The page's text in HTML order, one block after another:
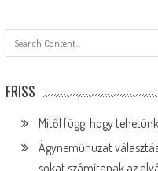
FRISS
Mitől függ, hogy
Ágyneműhuzat
sokat számítanak az